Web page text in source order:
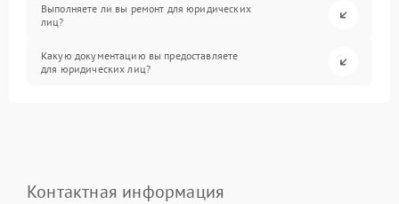
Выполняете ли вы ремонт для юридических
лиц?
Какую документацию вы предоставляете
для юридических лиц?
Контактная информация